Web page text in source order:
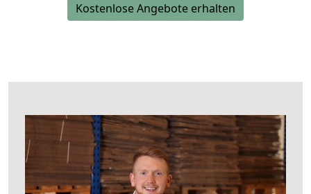
Kostenlose Angebote erhalten